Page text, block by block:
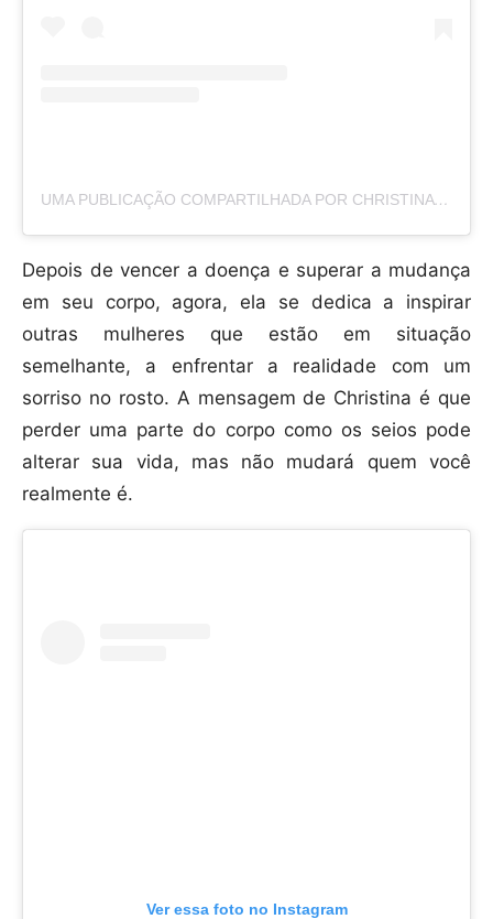
UMA PUBLICAÇÃO COMPARTILHADA POR CHRISTINA BELDING (@CHRISTINABELDING)
Depois de vencer a doença e superar a mudança
em seu corpo, agora, ela se dedica a inspirar
outras mulheres que estão em situação
semelhante, a enfrentar a realidade com um
sorriso no rosto. A mensagem de Christina é que
perder uma parte do corpo como os seios pode
alterar sua vida, mas não mudará quem você
realmente é.
Ver essa foto no Instagram